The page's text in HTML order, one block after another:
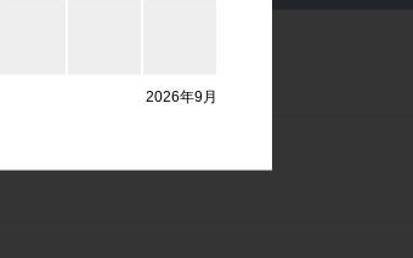
2026年9月